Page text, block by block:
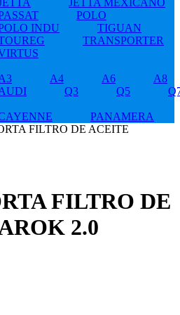
JETTA MEXICANO
POLO
INDU
TIGUAN
TRANSPORTER
A4 A6
A8
Q3 Q5
PANAMERA
FILTRO DE ACEITE
FILTRO DE
2.0